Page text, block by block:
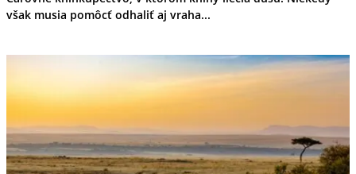
však musia pomôcť odhaliť aj vraha...